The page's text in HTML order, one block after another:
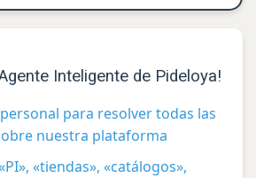
Inteligente de Pideloya!
para resolver todas las
nuestra plataforma
«tiendas», «catálogos»,